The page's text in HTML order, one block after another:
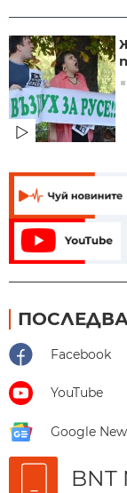
Facebook
YouTube
Google
BNT